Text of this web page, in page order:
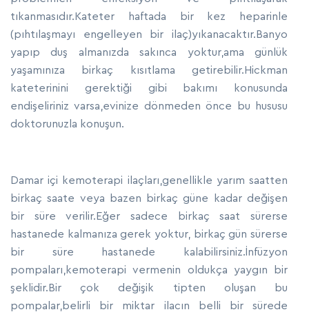
tıkanmasıdır.Kateter haftada bir kez heparinle
(pıhtılaşmayı engelleyen bir ilaç)yıkanacaktır.Banyo
yapıp duş almanızda sakınca yoktur,ama günlük
yaşamınıza birkaç kısıtlama getirebilir.Hickman
kateterinini gerektiği gibi bakımı konusunda
endişeliriniz varsa,evinize dönmeden önce bu hususu
doktorunuzla konuşun.
Damar içi kemoterapi ilaçları,genellikle yarım saatten
birkaç saate veya bazen birkaç güne kadar değişen
bir süre verilir.Eğer sadece birkaç saat sürerse
hastanede kalmanıza gerek yoktur, birkaç gün sürerse
bir süre hastanede kalabilirsiniz.İnfüzyon
pompaları,kemoterapi vermenin oldukça yaygın bir
şeklidir.Bir çok değişik tipten oluşan bu
pompalar,belirli bir miktar ilacın belli bir sürede